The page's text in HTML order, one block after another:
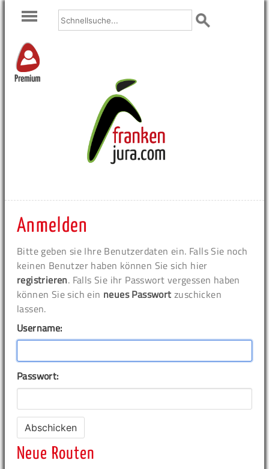
Premium
Anmelden
Bitte geben sie Ihre Benutzerdaten ein. Falls Sie noch
keinen Benutzer haben können Sie sich hier
registrieren. Falls Sie ihr Passwort vergessen haben
können Sie sich ein neues Passwort zuschicken
lassen.
Username:
Passwort:
Neue Routen